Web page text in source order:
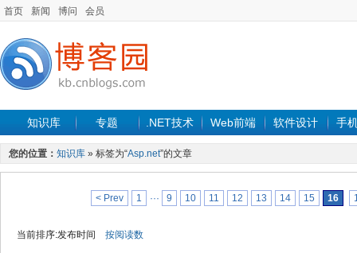
首页 新闻 博问 会员
知识库 专题 .NET技术 Web前端 软件设计 手
您的位置： 知识库 » 标签为“Asp.net”的文章
< Prev 1 ··· 9 10 11 12 13 14 15 16
当前排序:发布时间 按阅读数